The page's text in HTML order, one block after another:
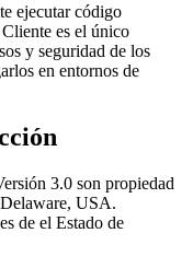
ejecutar código
es el único
y seguridad de los
en entornos de
3.0 son propiedad
Delaware, USA.
de el Estado de